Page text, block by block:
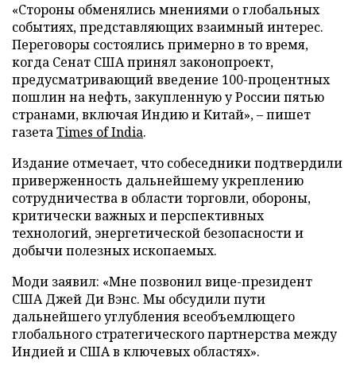
«Стороны обменялись мнениями о глобальных
событиях, представляющих взаимный интерес.
Переговоры состоялись примерно в то время,
когда Сенат США принял законопроект,
предусматривающий введение 100-процентных
пошлин на нефть, закупленную у России пятью
странами, включая Индию и Китай», – пишет
газетаTimes of India.
Издание отмечает, что собеседники подтвердили
приверженность дальнейшему укреплению
сотрудничества в области торговли, обороны,
критически важных и перспективных
технологий, энергетической безопасности и
добычи полезных ископаемых.
Моди заявил: «Мне позвонил вице-президент
США Джей Ди Вэнс. Мы обсудили пути
дальнейшего углубления всеобъемлющего
глобального стратегического партнерства между
Индией и США в ключевых областях».